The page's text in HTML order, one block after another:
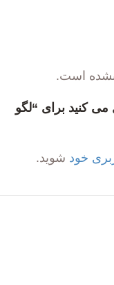
نشده است.
می کنید برای “لگو
خود شوید.